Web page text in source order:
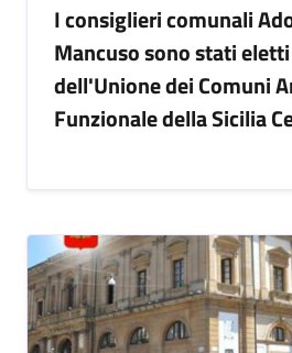
I consiglieri comunali
Mancuso sono stati
dell'Unione dei Comuni
Funzionale della Sicilia